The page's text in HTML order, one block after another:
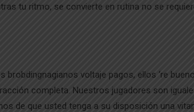
tu ritmo, se convierte en rutina no se
voltaje pagos, ellos ‘re
completa. Nuestros jugadores son
de que usted tenga a su disposición una